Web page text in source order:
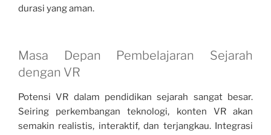
durasi yang aman.
Masa Depan Pembelajaran Sejarah
dengan VR
Potensi VR dalam pendidikan sejarah sangat besar.
Seiring perkembangan teknologi, konten VR akan
semakin realistis, interaktif, dan terjangkau. Integrasi